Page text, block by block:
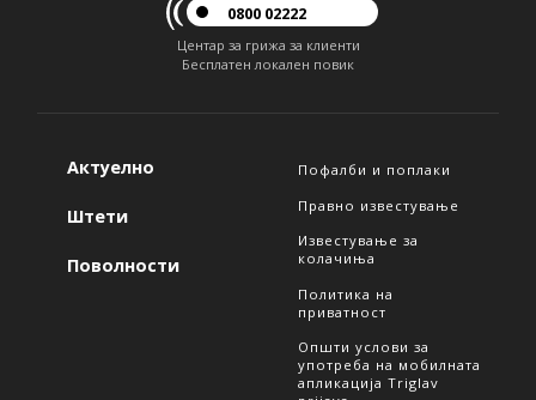
0800 02222
Центар за грижа за клиенти
Бесплатен локален повик
Актуелно
Штети
Поволности
Пофалби и поплаки
Правно известување
Известување за
колачиња
Политика на
приватност
Општи услови за
употреба на мобилната
апликација Triglav